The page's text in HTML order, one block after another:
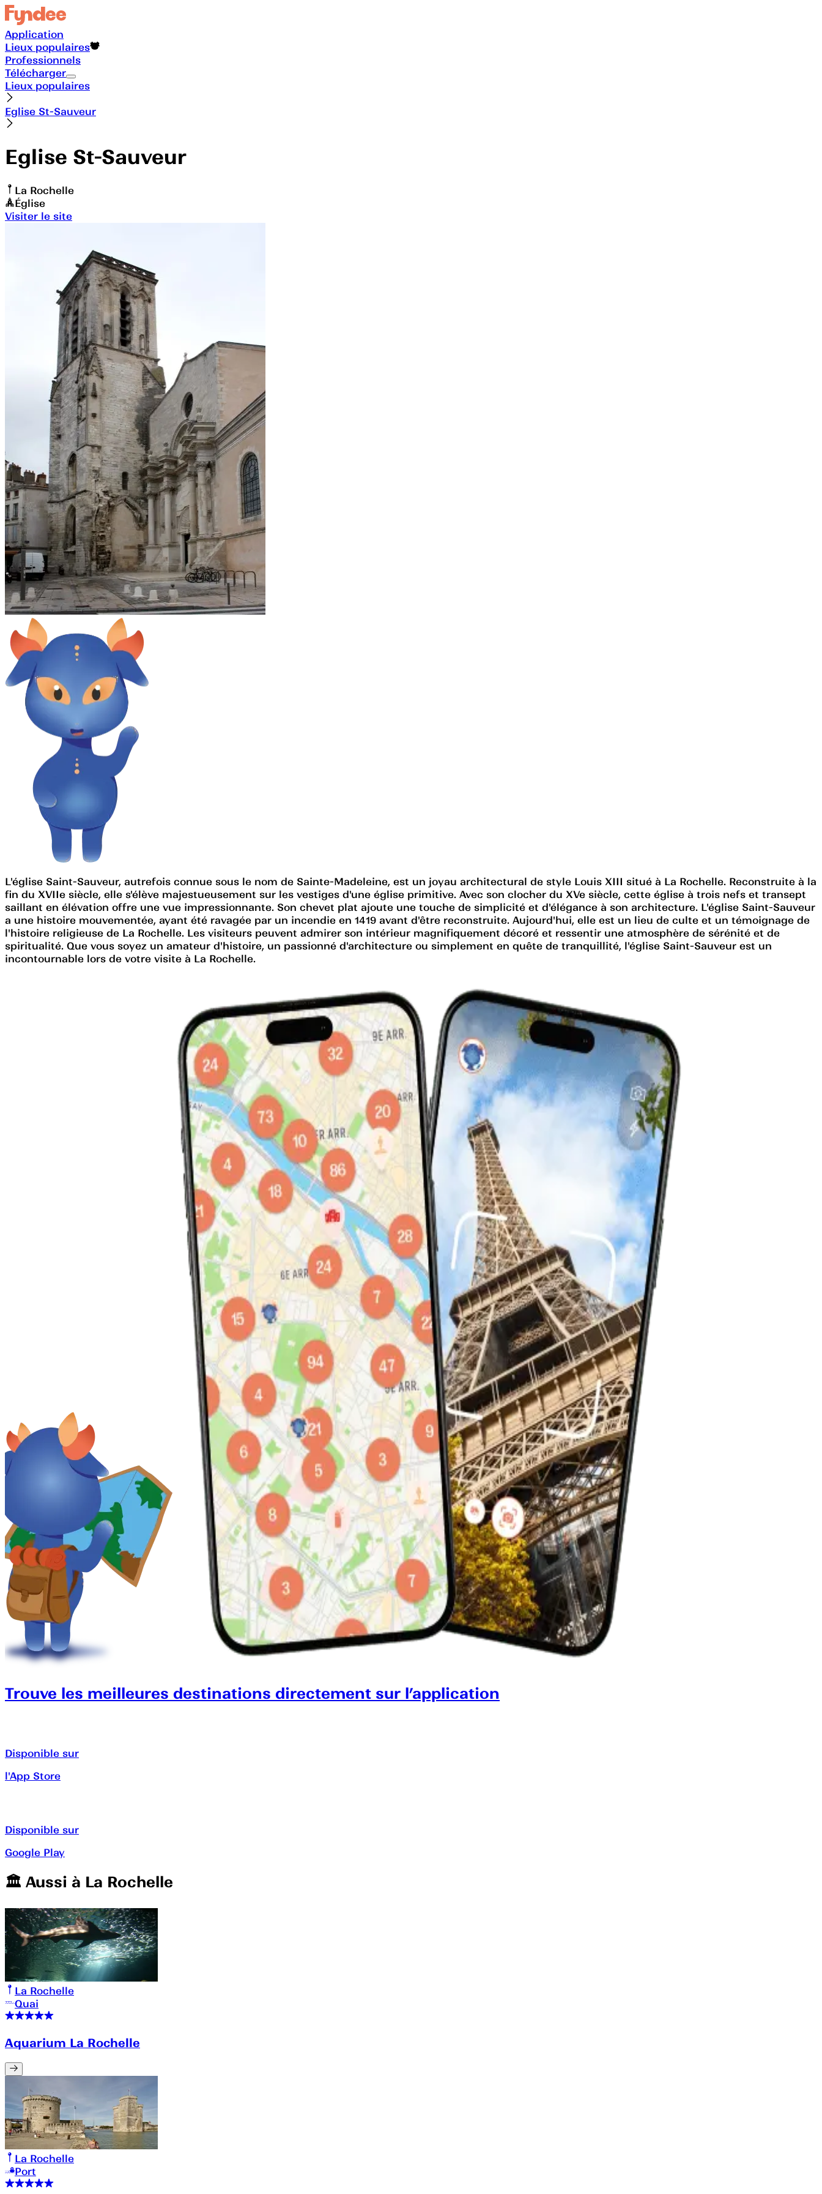
Application
Lieux populaires
Professionnels
Télécharger
Lieux populaires
Eglise St-Sauveur
Eglise St-Sauveur
La Rochelle
Église
Visiter le site
L'église Saint-Sauveur, autrefois connue sous le nom de Sainte-Madeleine, est un joyau architectural de style Louis XIII situé à La Rochelle. Reconstruite à la
fin du XVIIe siècle, elle s'élève majestueusement sur les vestiges d'une église primitive. Avec son clocher du XVe siècle, cette église à trois nefs et transept
saillant en élévation offre une vue impressionnante. Son chevet plat ajoute une touche de simplicité et d'élégance à son architecture. L'église Saint-Sauveur
a une histoire mouvementée, ayant été ravagée par un incendie en 1419 avant d'être reconstruite. Aujourd'hui, elle est un lieu de culte et un témoignage de
l'histoire religieuse de La Rochelle. Les visiteurs peuvent admirer son intérieur magnifiquement décoré et ressentir une atmosphère de sérénité et de
spiritualité. Que vous soyez un amateur d'histoire, un passionné d'architecture ou simplement en quête de tranquillité, l'église Saint-Sauveur est un
incontournable lors de votre visite à La Rochelle.
Trouve les meilleures destinations directement sur l’application
Disponible sur
l'App Store
Disponible sur
Google Play
🏛️️ Aussi à La Rochelle
La Rochelle
Quai
Aquarium La Rochelle
La Rochelle
Port